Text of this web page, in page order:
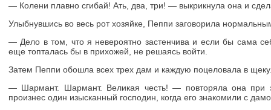
— Колени плавно сгибай! Ать, два, три! — выкрикнула она и
Улыбнувшись во весь рот хозяйке, Пеппи заговорила
— Дело в том, что я невероятно застенчива и если бы сама
еще топталась бы в прихожей, не решаясь войти.
Затем Пеппи обошла всех трех дам и каждую поцеловала в
— Шармант. Шармант. Великая честь! — повторяла она при
произнес один изысканный господин, когда его знакомили с